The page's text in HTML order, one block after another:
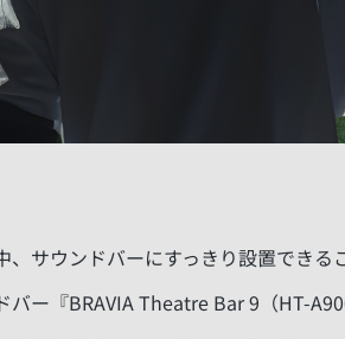
、サウンドバーにすっきり設置でき
バー『BRAVIA Theatre Bar 9（HT-